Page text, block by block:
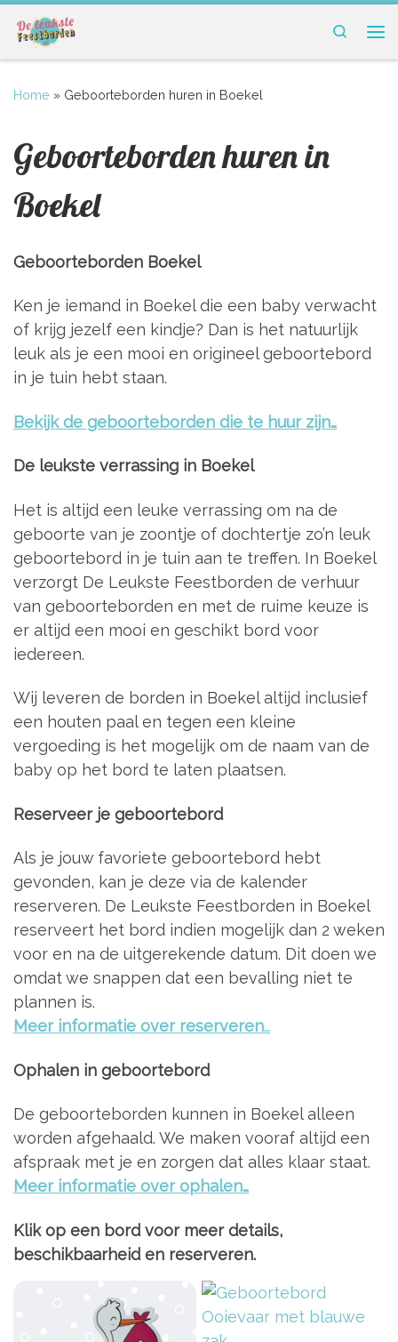
Ga naar inhoud
Search
Home » Geboorteborden huren in Boekel
Geboorteborden huren in
Boekel
Geboorteborden Boekel
Ken je iemand in Boekel die een baby verwacht
of krijg jezelf een kindje? Dan is het natuurlijk
leuk als je een mooi en origineel geboortebord
in je tuin hebt staan.
Bekijk de geboorteborden die te huur zijn…
De leukste verrassing in Boekel
Het is altijd een leuke verrassing om na de
geboorte van je zoontje of dochtertje zo’n leuk
geboortebord in je tuin aan te treffen. In Boekel
verzorgt De Leukste Feestborden de verhuur
van geboorteborden en met de ruime keuze is
er altijd een mooi en geschikt bord voor
iedereen.
Wij leveren de borden in Boekel altijd inclusief
een houten paal en tegen een kleine
vergoeding is het mogelijk om de naam van de
baby op het bord te laten plaatsen.
Reserveer je geboortebord
Als je jouw favoriete geboortebord hebt
gevonden, kan je deze via de kalender
reserveren. De Leukste Feestborden in Boekel
reserveert het bord indien mogelijk dan 2 weken
voor en na de uitgerekende datum. Dit doen we
omdat we snappen dat een bevalling niet te
plannen is.
Meer informatie over reserveren…
Ophalen in geboortebord
De geboorteborden kunnen in Boekel alleen
worden afgehaald. We maken vooraf altijd een
afspraak met je en zorgen dat alles klaar staat.
Meer informatie over ophalen…
Klik op een bord voor meer details,
beschikbaarheid en reserveren.